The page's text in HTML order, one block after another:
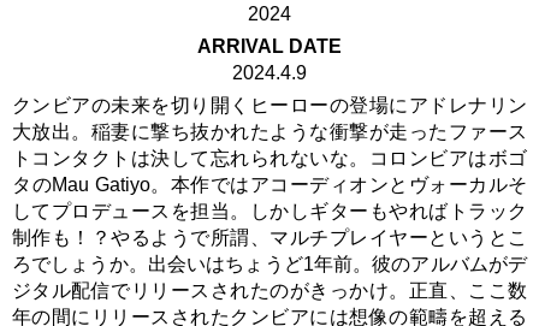
2024
ARRIVAL DATE
2024.4.9
クンビアの未来を切り開くヒーローの登場にアドレナリン
大放出。稲妻に撃ち抜かれたような衝撃が走ったファース
トコンタクトは決して忘れられないな。コロンビアはボゴ
タのMau Gatiyo。本作ではアコーディオンとヴォーカルそ
してプロデュースを担当。しかしギターもやればトラック
制作も！？やるようで所謂、マルチプレイヤーというとこ
ろでしょうか。出会いはちょうど1年前。彼のアルバムがデ
ジタル配信でリリースされたのがきっかけ。正直、ここ数
年の間にリリースされたクンビアには想像の範疇を超える